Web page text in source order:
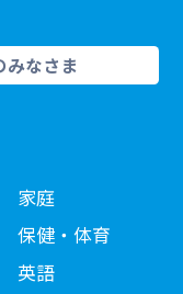
みなさま
家庭
保健・体育
英語